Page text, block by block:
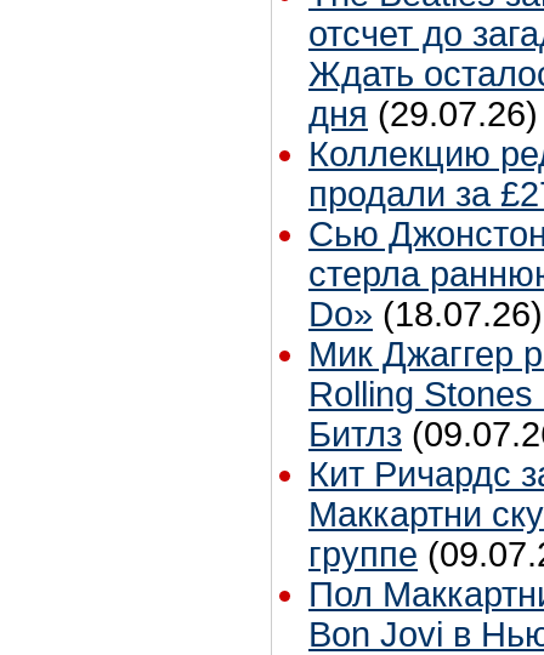
отсчет до
Ждать
дня (29.07.26)
Коллекцию
продали за
Сью
стерла
Do» (18.07.26)
Мик Джаггер
Rolling Stones
Битлз
Кит Ричардс
Маккартни
группе
Пол
Bon Jovi в